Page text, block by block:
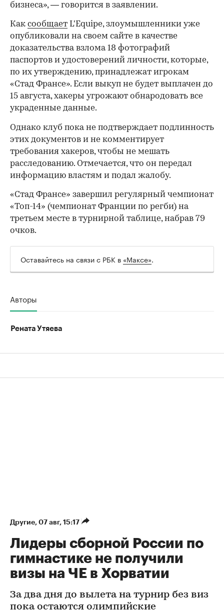
бизнеса», — говорится в заявлении.
Как сообщает L'Equipe, злоумышленники уже
опубликовали на своем сайте в качестве
доказательства взлома 18 фотографий
паспортов и удостоверений личности, которые,
по их утверждению, принадлежат игрокам
«Стад Франсе». Если выкуп не будет выплачен до
15 августа, хакеры угрожают обнародовать все
украденные данные.
/ 00:00
Однако клуб пока не подтверждает подлинность
этих документов и не комментирует
требования хакеров, чтобы не мешать
расследованию. Отмечается, что он передал
информацию властям и подал жалобу.
«Стад Франсе» завершил регулярный чемпионат
«Топ-14» (чемпионат Франции по регби) на
третьем месте в турнирной таблице, набрав 79
очков.
Оставайтесь на связи с РБК в «Максе».
Авторы
Рената Утяева
Другие 07 авг, 15:17
Лидеры сборной России по
гимнастике не получили
визы на ЧЕ в Хорватии
За два дня до вылета на турнир без виз
пока остаются олимпийские